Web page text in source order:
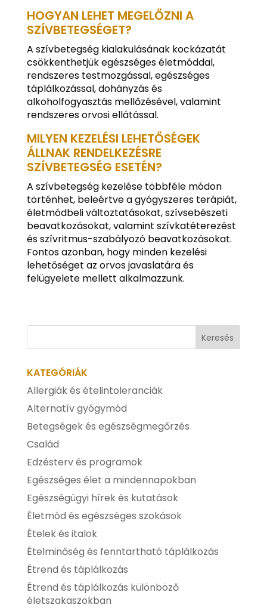
HOGYAN LEHET MEGELŐZNI A
SZÍVBETEGSÉGET?
A szívbetegség kialakulásának kockázatát
csökkenthetjük egészséges életmóddal,
rendszeres testmozgással, egészséges
táplálkozással, dohányzás és
alkoholfogyasztás mellőzésével, valamint
rendszeres orvosi ellátással.
MILYEN KEZELÉSI LEHETŐSÉGEK
ÁLLNAK RENDELKEZÉSRE
SZÍVBETEGSÉG ESETÉN?
A szívbetegség kezelése többféle módon
történhet, beleértve a gyógyszeres terápiát,
életmódbeli változtatásokat, szívsebészeti
beavatkozásokat, valamint szívkatéterezést
és szívritmus-szabályozó beavatkozásokat.
Fontos azonban, hogy minden kezelési
lehetőséget az orvos javaslatára és
felügyelete mellett alkalmazzunk.
KATEGÓRIÁK
Allergiák és ételintoleranciák
Alternatív gyógymód
Betegségek és egészségmegőrzés
Család
Edzésterv és programok
Egészséges élet a mindennapokban
Egészségügyi hírek és kutatások
Életmód és egészséges szokások
Ételek és italok
Ételminőség és fenntartható táplálkozás
Étrend és táplálkozás
Étrend és táplálkozás különböző
életszakaszokban